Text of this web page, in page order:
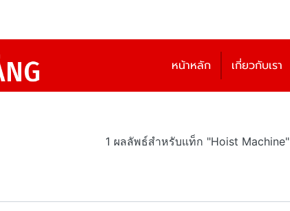
หน้าหลัก เกี่ยวกับเรา
1 ผลลัพธ์สำหรับแท็ก "Hoist Machine"